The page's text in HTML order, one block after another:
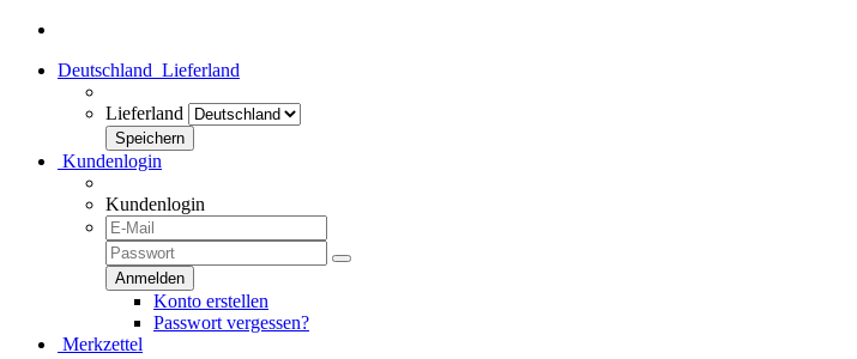
Deutschland Lieferland
Lieferland
Kundenlogin
Kundenlogin
Konto erstellen
Passwort vergessen?
Merkzettel